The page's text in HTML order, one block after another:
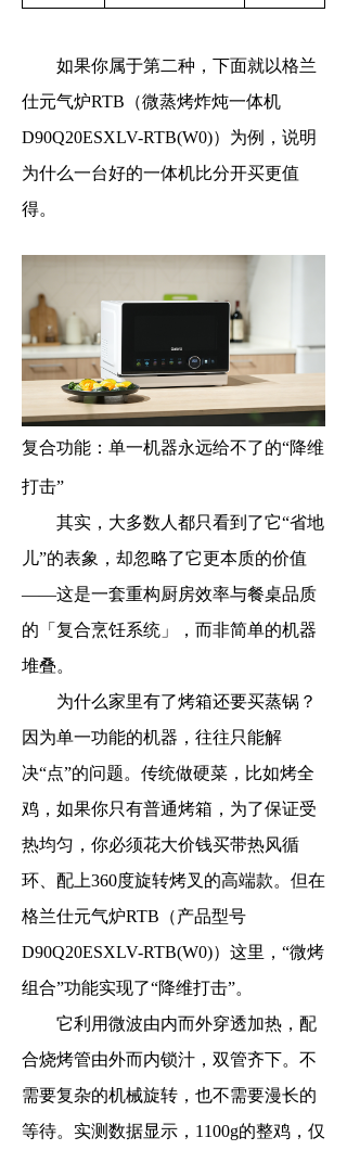
如果你属于第二种，下面就以格兰
仕元气炉RTB （微蒸烤炸炖一体机
D90Q20ESXLV-RTB(W0)）为例，说明
为什么一台好的一体机比分开买更值
得。
复合功能：单一机器永远给不了的“降维
打击”
其实，大多数人都只看到了它“省地
儿”的表象，却忽略了它更本质的价值
——这是一套重构厨房效率与餐桌品质
的「复合烹饪系统」，而非简单的机器
堆叠。
为什么家里有了烤箱还要买蒸锅？
因为单一功能的机器，往往只能解
决“点”的问题。传统做硬菜，比如烤全
鸡，如果你只有普通烤箱，为了保证受
热均匀，你必须花大价钱买带热风循
环
配上360度旋转烤叉 的高端款。但在
格兰仕元气炉RTB（产品型号
D90Q20ESXLV-RTB(W0)）这里， “微烤
组合”功能实现了“降维打击”。
它利用微波由内而外穿透加热，配
合烧烤管由外而内锁汁，双管齐下。不
需要复杂的机械旋转，也不需要漫长的
等待。实测数据显示，1100g的整鸡，仅